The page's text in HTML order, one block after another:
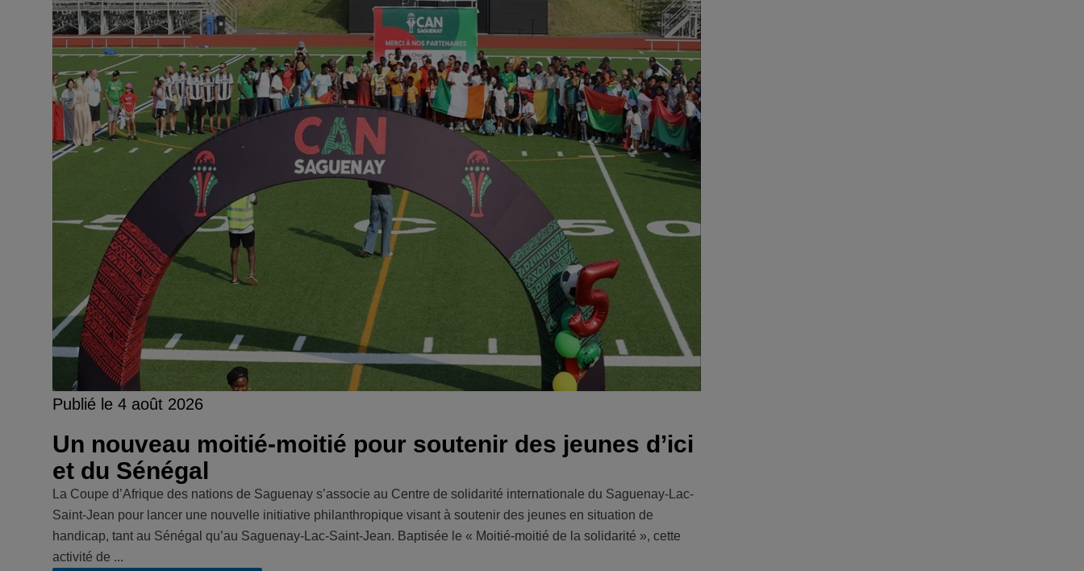
Publié le 4 août 2026
Un nouveau moitié-moitié pour soutenir des jeunes d’ici
et du Sénégal
La Coupe d’Afrique des nations de Saguenay s’associe au Centre de solidarité internationale du Saguenay-Lac-
Saint-Jean pour lancer une nouvelle initiative philanthropique visant à soutenir des jeunes en situation de
handicap, tant au Sénégal qu’au Saguenay-Lac-Saint-Jean. Baptisée le « Moitié-moitié de la solidarité », cette
activité de ...